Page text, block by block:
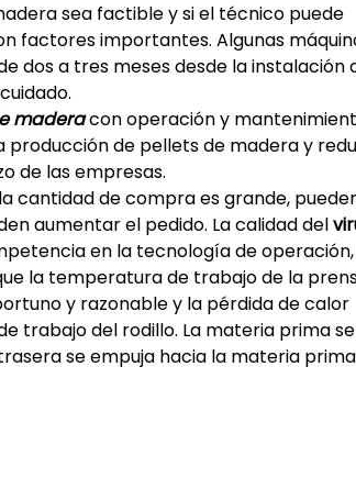
sea factible y si el técnico puede
factores importantes. Algunas
dos a tres meses desde la instalación
maderacon operación y
producción de pellets de madera y
de las empresas.
cantidad de compra es grande,
aumentar el pedido. La calidad del
en la tecnología de
la temperatura de trabajo de la
y razonable y la pérdida de calor
trabajo del rodillo. La materia prima se
se empuja hacia la materia